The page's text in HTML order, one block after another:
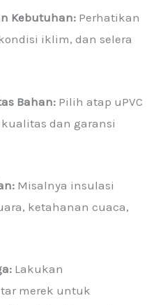
Kebutuhan: Perhatikan
iklim, dan selera
Bahan: Pilih atap uPVC
dan garansi
Misalnya insulasi
ketahanan cuaca,
Lakukan
merek untuk